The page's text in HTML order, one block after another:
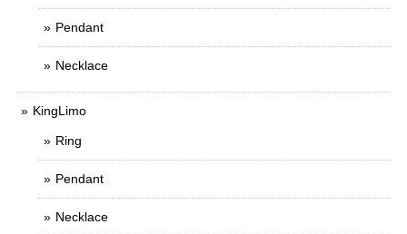
Pendant
Necklace
KingLimo
Ring
Pendant
Necklace